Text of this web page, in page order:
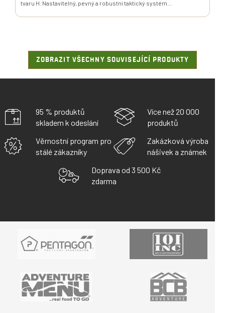
tvaru H. Nastavitelný, pevný a robustní taktický systém...
ZOBRAZIT VŠECHNY SOUVISEJÍCÍ PRODUKTY
95 % produktů
skladem k odeslání
Více než 20 000
produktů
Věrnostní program pro
stálé zákazníky
Zakázková výroba
nášivek a známek
Doprava od 3 500 Kč
zdarma